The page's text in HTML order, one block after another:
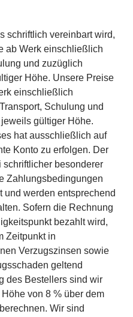
schriftlich vereinbart wird,
ab Werk einschließlich
und zuzüglich
Höhe. Unsere Preise
einschließlich
Schulung und
gültiger Höhe.
hat ausschließlich auf
Konto zu erfolgen. Der
besonderer
Zahlungsbedingungen
werden entsprechend
Sofern die Rechnung
bezahlt wird,
Zeitpunkt in
Verzugszinsen sowie
geltend
des Bestellers sind wir
von 8 % über dem
Wir sind